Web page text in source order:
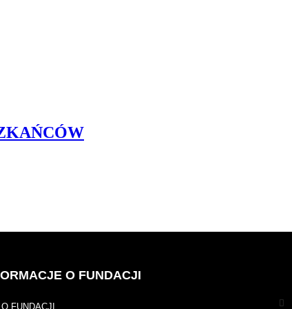
O FUNDACJI
O FUNDACJI